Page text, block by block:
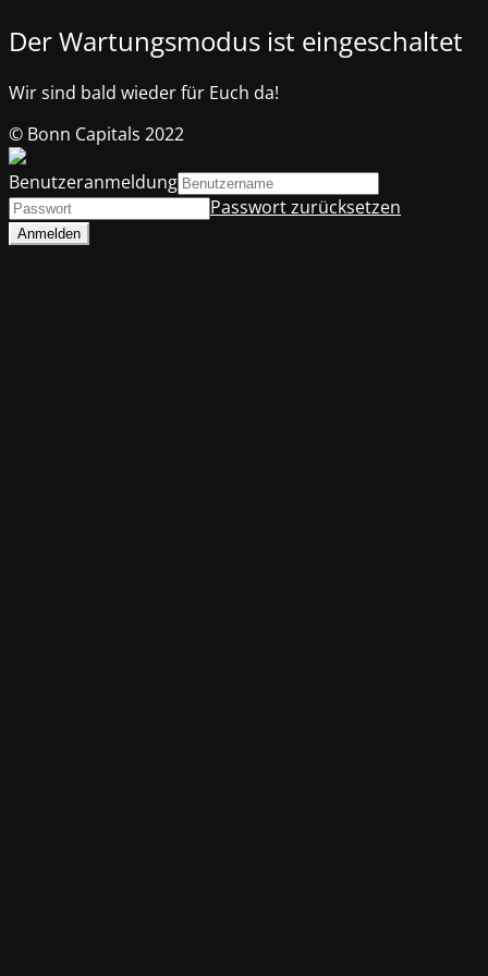
Der Wartungsmodus ist eingeschaltet
Wir sind bald wieder für Euch da!
© Bonn Capitals 2022
Benutzeranmeldung
Passwort zurücksetzen